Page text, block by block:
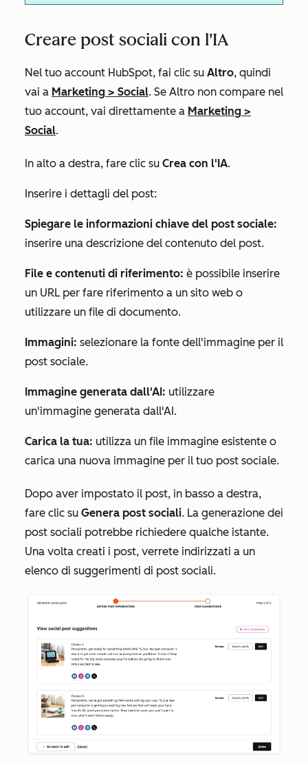
Creare post sociali con l'IA
Nel tuo account HubSpot, fai clic su Altro, quindi
vai a Marketing > Social. Se Altro non compare nel
tuo account, vai direttamente a Marketing >
Social.
In alto a destra, fare clic su Crea con l'IA.
Inserire i dettagli del post:
Spiegare le informazioni chiave del post sociale:
inserire una descrizione del contenuto del post.
File e contenuti di riferimento: è possibile inserire
un URL per fare riferimento a un sito web o
utilizzare un file di documento.
Immagini: selezionare la fonte dell'immagine per il
post sociale.
Immagine generata dall'AI: utilizzare
un'immagine generata dall'AI.
Carica la tua: utilizza un file immagine esistente o
carica una nuova immagine per il tuo post sociale.
Dopo aver impostato il post, in basso a destra,
fare clic su Genera post sociali. La generazione dei
post sociali potrebbe richiedere qualche istante.
Una volta creati i post, verrete indirizzati a un
elenco di suggerimenti di post sociali.